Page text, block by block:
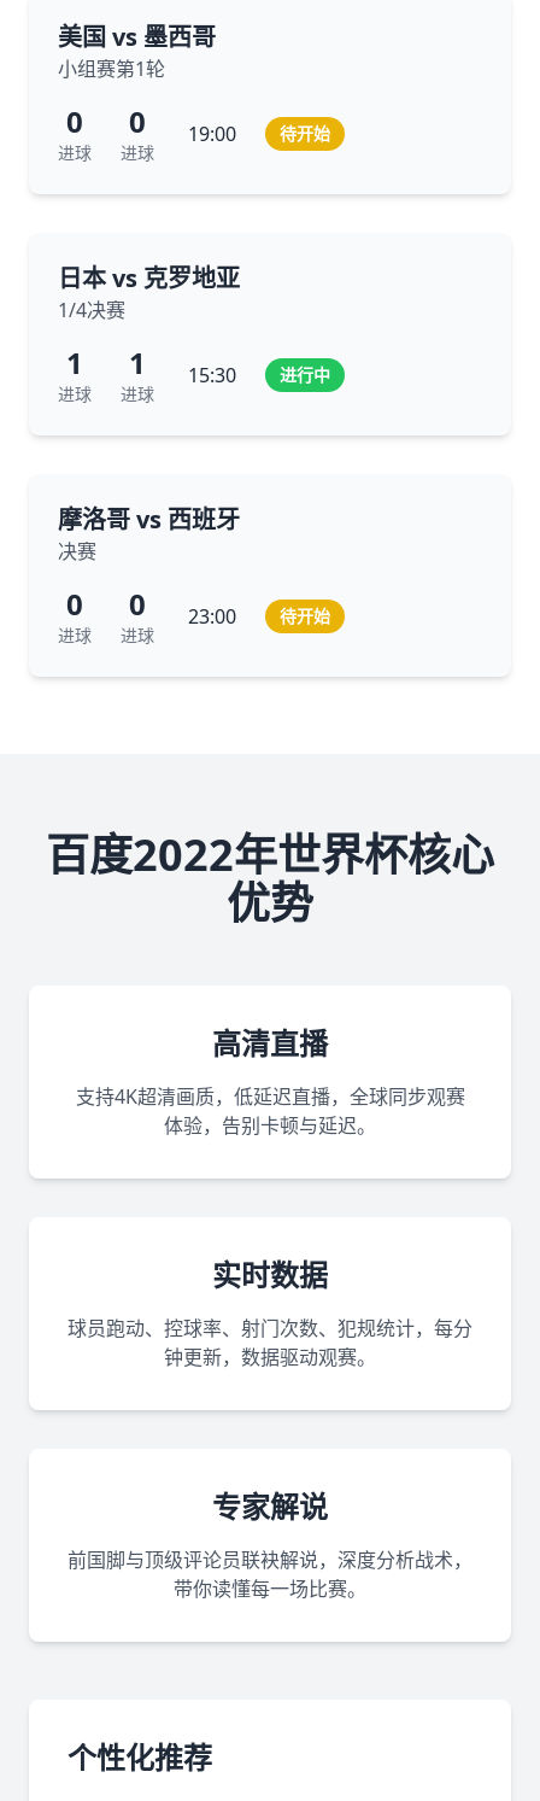
美国 vs 墨西哥
小组赛第1轮
0
进球
0
进球
19:00 待开始
日本 vs 克罗地亚
1/4决赛
1
进球
1
进球
15:30 进行中
摩洛哥 vs 西班牙
决赛
0
进球
0
进球
23:00 待开始
百度2022年世界杯核心
优势
高清直播
支持4K超清画质，低延迟直播，全球同步观赛
体验，告别卡顿与延迟。
实时数据
球员跑动、控球率、射门次数、犯规统计，每分
钟更新，数据驱动观赛。
专家解说
前国脚与顶级评论员联袂解说，深度分析战术，
带你读懂每一场比赛。
个性化推荐